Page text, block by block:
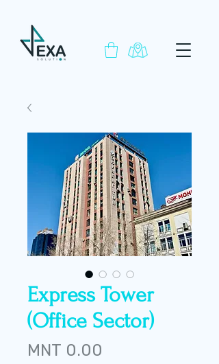
Express Tower
(Office Sector)
MNT 0.00